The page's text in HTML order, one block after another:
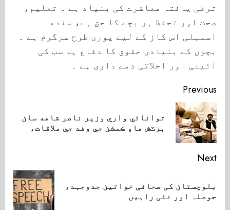
ترقی یافتہ معاشرے کی بنیاد ہے ۔ تعلیم،
صحت اور تحفظ ہر بچے کا حق ہے، سندھ
اسمبلی اس کاز کے لیے پوری طرح سرگرم ہے ۔
بچوں کے بنیادی حقوق کا دفاع ہم سب کی
آئینی اور اخلاقی ذمے داری ہے ۔
Continue
Reading
Previous
توانائي واري وزير ناصر شاهه سان
برٽش هاءِ ڪمشن جي وفد جي ملاقات،
Next
Next
post:
بلوچستان کی صحافی خواتین جدوجہد،
حوصلہ اور نئی راہیں